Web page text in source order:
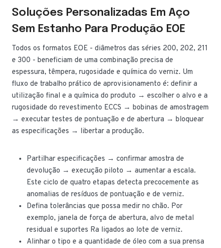
Soluções Personalizadas Em Aço
Sem Estanho Para Produção EOE
Todos os formatos EOE - diâmetros das séries 200, 202, 211
e 300 - beneficiam de uma combinação precisa de
espessura, têmpera, rugosidade e química do verniz. Um
fluxo de trabalho prático de aprovisionamento é: definir a
utilização final e a química do produto → escolher o alvo e a
rugosidade do revestimento ECCS → bobinas de amostragem
→ executar testes de pontuação e de abertura → bloquear
as especificações → libertar a produção.
Partilhar especificações → confirmar amostra de
devolução → execução piloto → aumentar a escala.
Este ciclo de quatro etapas detecta precocemente as
anomalias de resíduos de pontuação e de verniz.
Defina tolerâncias que possa medir no chão. Por
exemplo, janela de força de abertura, alvo de metal
residual e suportes Ra ligados ao lote de verniz.
Alinhar o tipo e a quantidade de óleo com a sua prensa